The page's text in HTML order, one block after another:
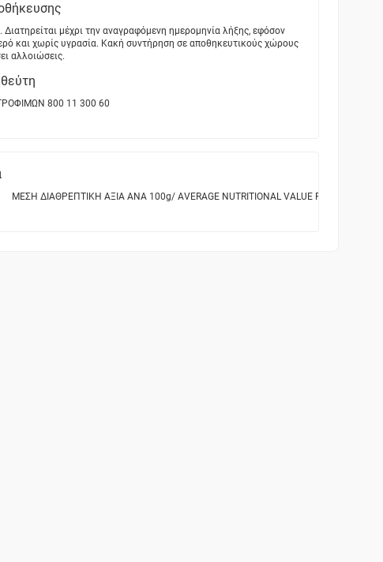
μέχρι την αναγραφόμενη ημερομηνία λήξης, εφόσον
και χωρίς υγρασία. Κακή συντήρηση σε αποθηκευτικούς χώρους
αλλοιώσεις.
800 11 300 60
ΜΕΣΗ ΔΙΑΘΡΕΠΤΙΚΗ ΑΞΙΑ ANA 100g/ ΑVERAGE NUTRITIONAL VALUE PER 100g